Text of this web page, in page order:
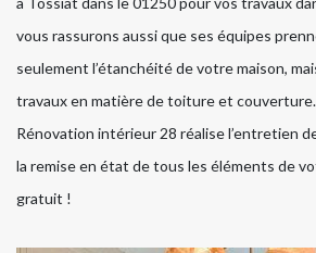
vous rassurons aussi que ses équipes
seulement l’étanchéité de votre maison,
travaux en matière de toiture et
Rénovation intérieur 28 réalise l’entretien
la remise en état de tous les éléments de
gratuit !